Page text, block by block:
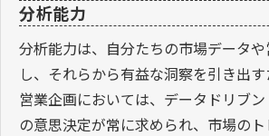
分析能力
分析能力は、自分たちの市場データ
し、それらから有益な洞察を引き出す
営業企画においては、データドリブン
の意思決定が常に求められ、市場の